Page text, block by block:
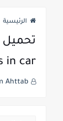
الرئيسية
in car
Ahttab